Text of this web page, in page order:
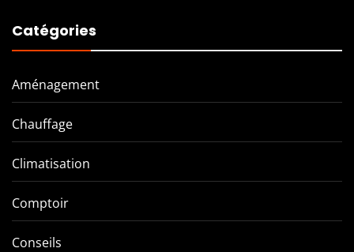
Catégories
Aménagement
Chauffage
Climatisation
Comptoir
Conseils